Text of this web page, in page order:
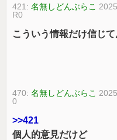
421:名無しどんぶらこ
R0
こういう情報だけ信じ
470:名無しどんぶらこ
0
>>421
個人的意見だけど